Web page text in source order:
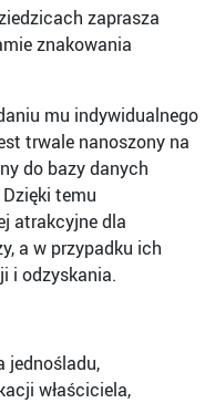
zaprasza
znakowania
mu indywidualnego
trwale nanoszony na
do bazy danych
temu
atrakcyjne dla
a w przypadku ich
i odzyskania.
jednośladu,
właściciela,